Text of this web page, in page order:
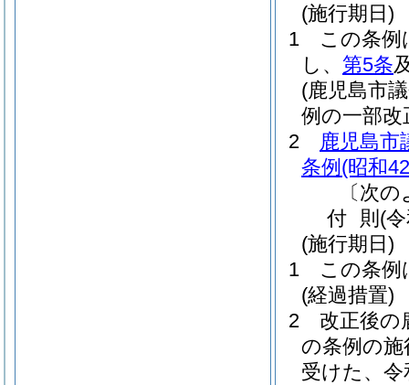
(施行期日)
1
この条例
し、 第5条
(鹿児島市
例の一部改
2
鹿児島市
条例 (昭和
〔次
付 則 (
(施行期日)
1
この条例
(経過措置)
2
改正後の
の条例の施
受けた、令